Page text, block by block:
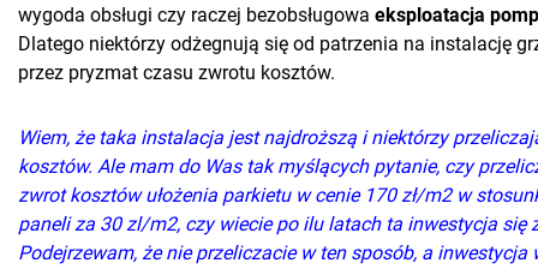
wygoda obsługi czy raczej bezobsługowa eksploatacja
Dlatego niektórzy odżegnują się od patrzenia na instalację
przez pryzmat czasu zwrotu kosztów.
Wiem, że taka instalacja jest najdroższą i niektórzy
kosztów. Ale mam do Was tak myślących pytanie, czy
zwrot kosztów ułożenia parkietu w cenie 170 zł/m2 w
paneli za 30 zl/m2, czy wiecie po ilu latach ta inwestycja się
Podejrzewam, że nie przeliczacie w ten sposób, a inwestycja